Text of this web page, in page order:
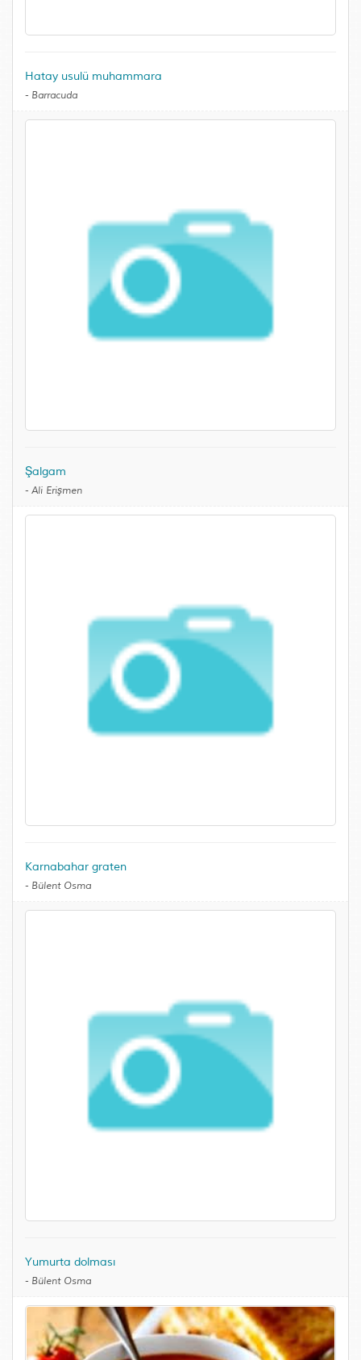
Hatay usulü muhammara
- Barracuda
Şalgam
- Ali Erişmen
Karnabahar graten
- Bülent Osma
Yumurta dolması
- Bülent Osma